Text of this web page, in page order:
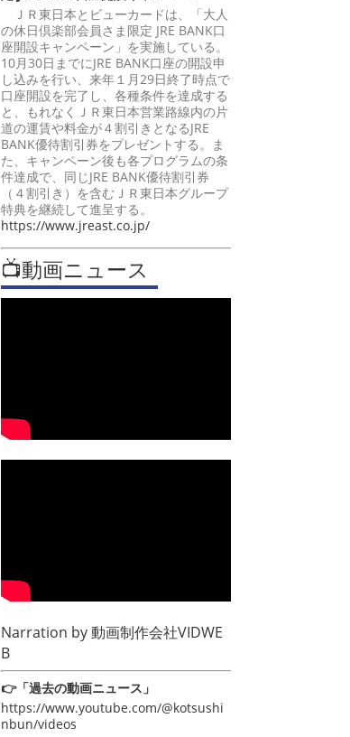
ＪＲ東日本とビューカードは、「大人
の休日倶楽部会員さま限定 JRE BANK口
座開設キャンペーン」を実施している。
10月30日までにJRE BANK口座の開設申
し込みを行い、来年１月29日終了時点で
口座開設を完了し、各種条件を達成する
と、もれなくＪＲ東日本営業路線内の片
道の運賃や料金が４割引きとなるJRE
BANK優待割引券をプレゼントする。ま
た、キャンペーン後も各プログラムの条
件達成で、同じJRE BANK優待割引券
（４割引き）を含むＪＲ東日本グループ
特典を継続して進呈する。
https://www.jreast.co.jp/
📺動画ニュース
Narration by動画制作会社VIDWE
B
👉「過去の動画ニュース」
https://www.youtube.com/@kotsushi
nbun/videos